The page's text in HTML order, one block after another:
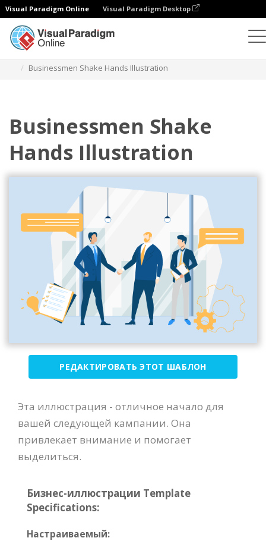
Visual Paradigm Online Visual Paradigm Desktop
Businessmen Shake Hands Illustration
Businessmen Shake
Hands Illustration
РЕДАКТИРОВАТЬ ЭТОТ ШАБЛОН
Эта иллюстрация - отличное начало для
вашей следующей кампании. Она
привлекает внимание и помогает
выделиться.
Бизнес-иллюстрации Template
Specifications:
Настраиваемый: